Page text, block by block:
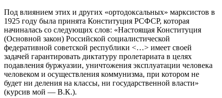
Под влиянием этих и других «ортодоксальных» марксистов в
1925 году была принята Конституция РСФСР, которая
начиналась со следующих слов: «Настоящая Конституция
(Основной закон) Российской социалистической
федеративной советской республики <…> имеет своей
задачей гарантировать диктатуру пролетариата в целях
подавления буржуазии, уничтожения эксплуатации человека
человеком и осуществления коммунизма, при котором не
будет ни деления на классы, ни государственной власти»
(курсив мой — В.К.).